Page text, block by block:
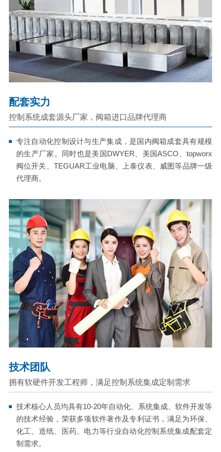
配套实力
控制系统成套源头厂家，阀箱进口品牌代理商
专注自动化控制设计与生产集成，是国内阀箱成套具有规模
的生产厂家。同时也是美国DWYER、美国ASCO、topworx
阀位开关、TEGUAR工业电脑、上泰仪表、威图等品牌一级
代理商。
技术团队
拥有软硬件开发工程师，满足控制系统集成定制需求
技术核心人员均具有10-20年自动化、系统集成、软件开发等
的技术经验，荣获多项软件著作及专利证书，满足为环保、
化工、造纸、医药、电力等行业自动化控制系统集成配套定
制需求。